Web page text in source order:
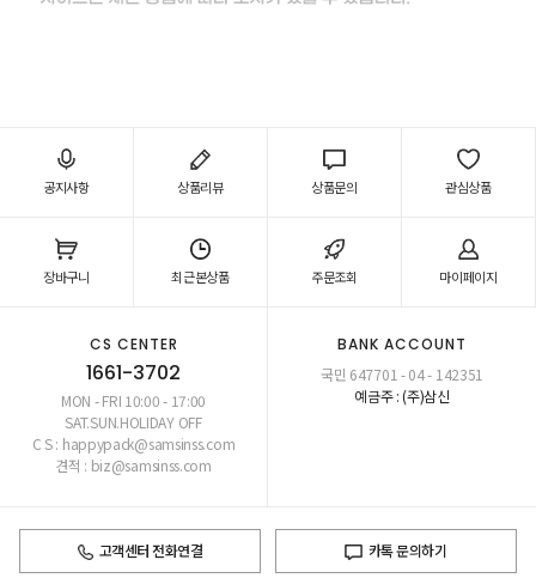
공지사항 상품리뷰 상품문의 관심상품
장바구니 최근본상품 주문조회 마이페이지
CS CENTER
1661-3702
MON - FRI 10:00 - 17:00
SAT.SUN.HOLIDAY OFF
C S : happypack@samsinss.com
견적 : biz@samsinss.com
BANK ACCOUNT
국민 647701 - 04 - 142351
예금주 : (주)삼신
고객센터 전화연결 카톡 문의하기